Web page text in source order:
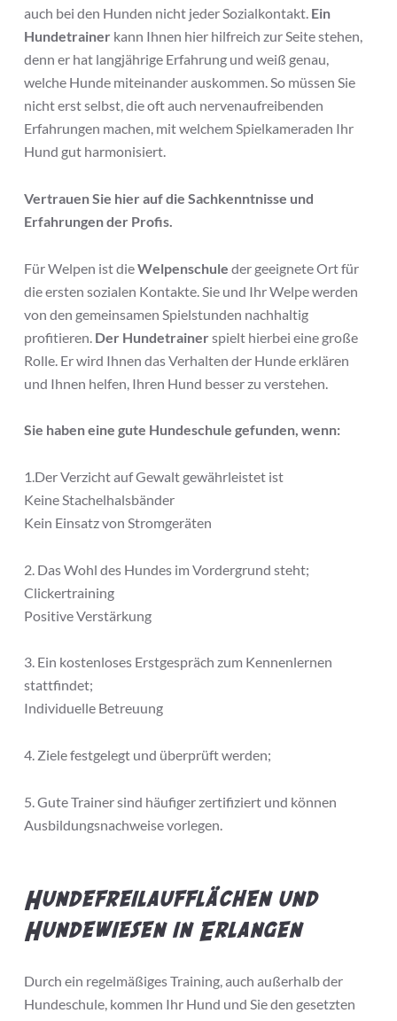
auch bei den Hunden nicht jeder Sozialkontakt. Ein
Hundetrainerkann Ihnen hier hilfreich zur Seite stehen,
denn er hat langjährige Erfahrung und weiß genau,
welche Hunde miteinander auskommen. So müssen Sie
nicht erst selbst, die oft auch nervenaufreibenden
Erfahrungen machen, mit welchem Spielkameraden Ihr
Hund gut harmonisiert.
Vertrauen Sie hier auf die Sachkenntnisse und
Erfahrungen der Profis.
Für Welpen ist dieWelpenschule der geeignete Ort für
die ersten sozialen Kontakte. Sie und Ihr Welpe werden
von den gemeinsamen Spielstunden nachhaltig
profitieren. Der Hundetrainerspielt hierbei eine große
Rolle. Er wird Ihnen das Verhalten der Hunde erklären
und Ihnen helfen, Ihren Hund besser zu verstehen.
Sie haben eine gute Hundeschule gefunden, wenn:
1.Der Verzicht auf Gewalt gewährleistet ist
Keine Stachelhalsbänder
Kein Einsatz von Stromgeräten
2. Das Wohl des Hundes im Vordergrund steht;
Clickertraining
Positive Verstärkung
3. Ein kostenloses Erstgespräch zum Kennenlernen
stattfindet;
Individuelle Betreuung
4. Ziele festgelegt und überprüft werden;
5. Gute Trainer sind häufiger zertifiziert und können
Ausbildungsnachweise vorlegen.
Hundefreilaufflächen und
Hundewiesen in Erlangen
Durch ein regelmäßiges Training, auch außerhalb der
Hundeschule, kommen Ihr Hund und Sie den gesetzten